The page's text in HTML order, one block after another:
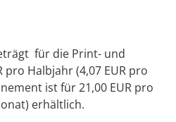
für die Print- und
pro Halbjahr (4,07 EUR pro
ist für 21,00 EUR pro
erhältlich.